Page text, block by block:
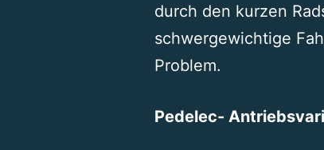
durch den kurzen
schwergewichtige
Problem.
Pedelec-